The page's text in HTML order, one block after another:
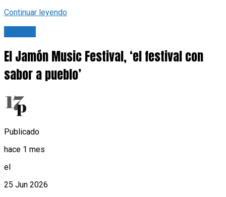
Continuar leyendo
El Jamón Music Festival, ‘el festival con
sabor a pueblo’
Publicado
hace 1 mes
el
25 Jun 2026